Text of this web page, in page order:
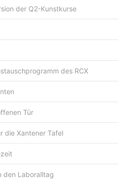
der Q2-Kunstkurse
des RCX
Tür
die Xantener Tafel
den Laboralltag